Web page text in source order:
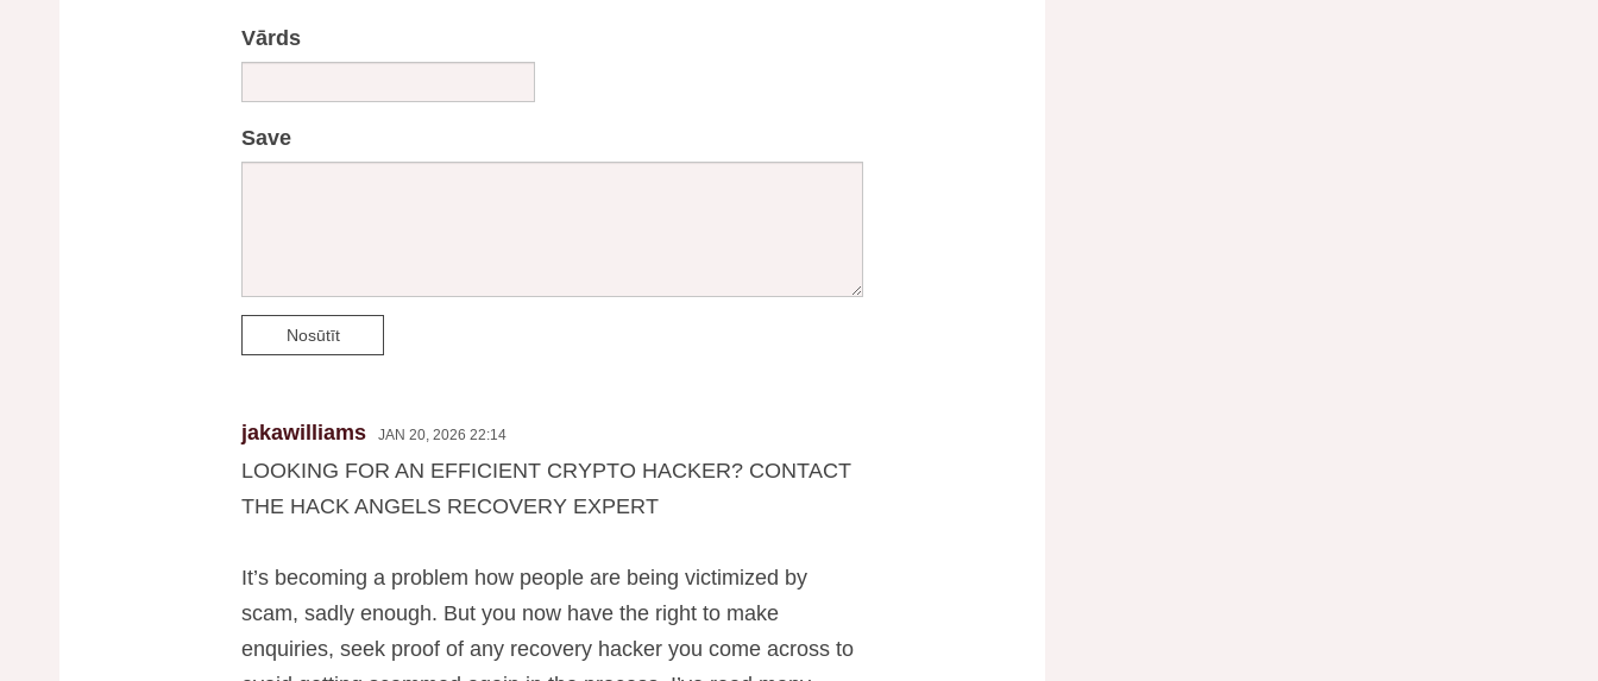
Vārds
Save
Nosūtīt
jakawilliams JAN 20, 2026 22:14
LOOKING FOR AN EFFICIENT CRYPTO HACKER? CONTACT
THE HACK ANGELS RECOVERY EXPERT
It’s becoming a problem how people are being victimized by
scam, sadly enough. But you now have the right to make
enquiries, seek proof of any recovery hacker you come across to